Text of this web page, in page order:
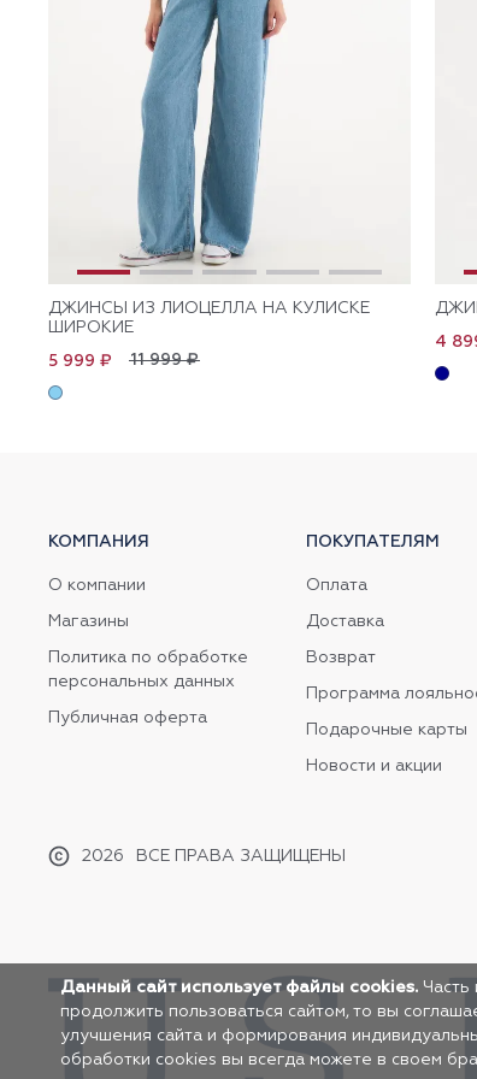
ДЖИНСЫ ИЗ ЛИОЦЕЛЛА НА КУЛИСКЕ
ШИРОКИЕ
11 999 ₽
5 999 ₽
4
КОМПАНИЯ
О компании
Магазины
Политика по обработке
персональных данных
Публичная оферта
2026 ВСЕ ПРАВА ЗАЩИЩЕНЫ
ПОКУПАТЕЛЯМ
Оплата
Доставка
Возврат
Программа
Подарочные карты
Новости и акции
Данный сайт использует файлы cookies. Часть
продолжить пользоваться сайтом, то вы
улучшения сайта и формирования
обработки cookies вы всегда можете в своем